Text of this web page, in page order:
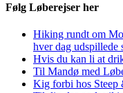
Følg Løberejser her
Hiking rundt om
hver dag udspillede
Hvis du kan li at
Til Mandø med
Kig forbi hos Steep